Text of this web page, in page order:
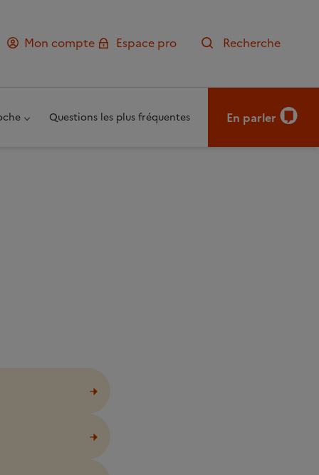
Mon compte Espace pro Recherche
Questions les plus fréquentes En parler